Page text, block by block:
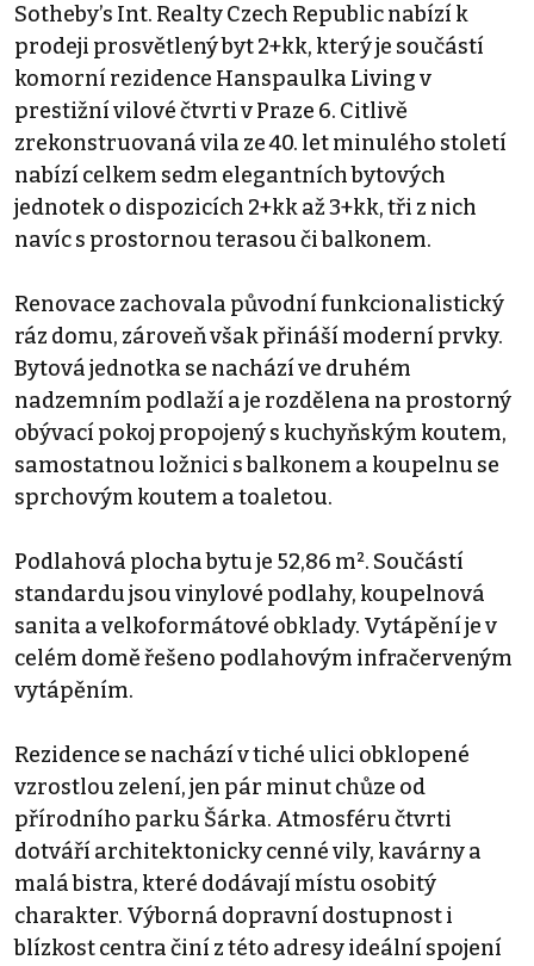
Sotheby’s Int. Realty Czech Republic nabízí k
prodeji prosvětlený byt 2+kk, který je součástí
komorní rezidence Hanspaulka Living v
prestižní vilové čtvrti v Praze 6. Citlivě
zrekonstruovaná vila ze 40. let minulého století
nabízí celkem sedm elegantních bytových
jednotek o dispozicích 2+kk až 3+kk, tři z nich
navíc s prostornou terasou či balkonem.
Renovace zachovala původní funkcionalistický
ráz domu, zároveň však přináší moderní prvky.
Bytová jednotka se nachází ve druhém
nadzemním podlaží a je rozdělena na prostorný
obývací pokoj propojený s kuchyňským koutem,
samostatnou ložnici s balkonem a koupelnu se
sprchovým koutem a toaletou.
Podlahová plocha bytu je 52,86 m². Součástí
standardu jsou vinylové podlahy, koupelnová
sanita a velkoformátové obklady. Vytápění je v
celém domě řešeno podlahovým infračerveným
vytápěním.
Rezidence se nachází v tiché ulici obklopené
vzrostlou zelení, jen pár minut chůze od
přírodního parku Šárka. Atmosféru čtvrti
dotváří architektonicky cenné vily, kavárny a
malá bistra, které dodávají místu osobitý
charakter. Výborná dopravní dostupnost i
blízkost centra činí z této adresy ideální spojení